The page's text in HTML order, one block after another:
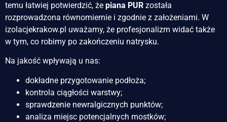
temu łatwiej potwierdzić, że piana PUR została
rozprowadzona równomiernie i zgodnie z założeniami. W
izolacjekrakow.pl uważamy, że profesjonalizm widać także
w tym, co robimy po zakończeniu natrysku.
Na jakość wpływają u nas:
dokładne przygotowanie podłoża;
kontrola ciągłości warstwy;
sprawdzenie newralgicznych punktów;
analiza miejsc potencjalnych mostków;